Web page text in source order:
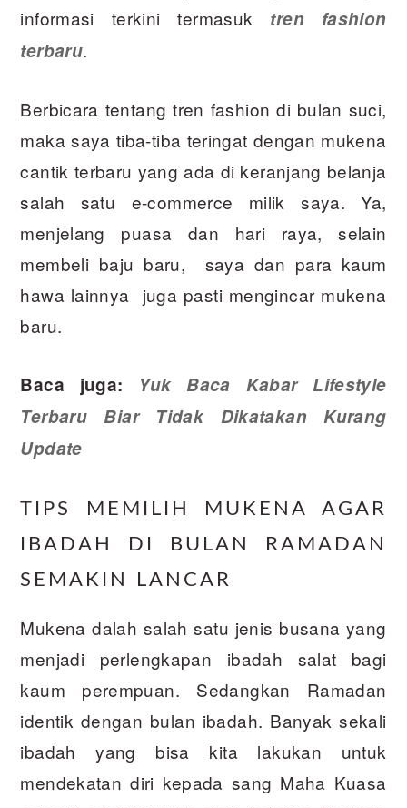
informasi terkini termasuk tren fashion
terbaru.
Berbicara tentang tren fashion di bulan suci,
maka saya tiba-tiba teringat dengan mukena
cantik terbaru yang ada di keranjang belanja
salah satu e-commerce milik saya. Ya,
menjelang puasa dan hari raya, selain
membeli baju baru, saya dan para kaum
hawa lainnya juga pasti mengincar mukena
baru.
Baca juga: Yuk Baca Kabar Lifestyle
Terbaru Biar Tidak Dikatakan Kurang
Update
TIPS MEMILIH MUKENA AGAR
IBADAH DI BULAN RAMADAN
SEMAKIN LANCAR
Mukena dalah salah satu jenis busana yang
menjadi perlengkapan ibadah salat bagi
kaum perempuan. Sedangkan Ramadan
identik dengan bulan ibadah. Banyak sekali
ibadah yang bisa kita lakukan untuk
mendekatan diri kepada sang Maha Kuasa